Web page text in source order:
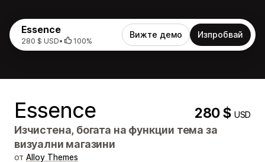
Essence
280 $ USD• 100%
Вижте демо Изпробвай
Essence 280 $USD
Изчистена, богата на функции тема за
визуални магазини
от Alloy Themes